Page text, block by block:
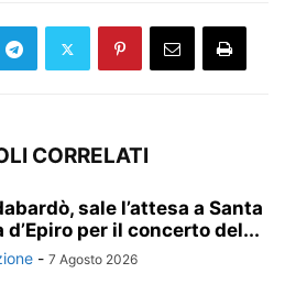
CORRELATI
sale l’attesa a Santa
d’Epiro per il concerto del...
- 7 Agosto 2026